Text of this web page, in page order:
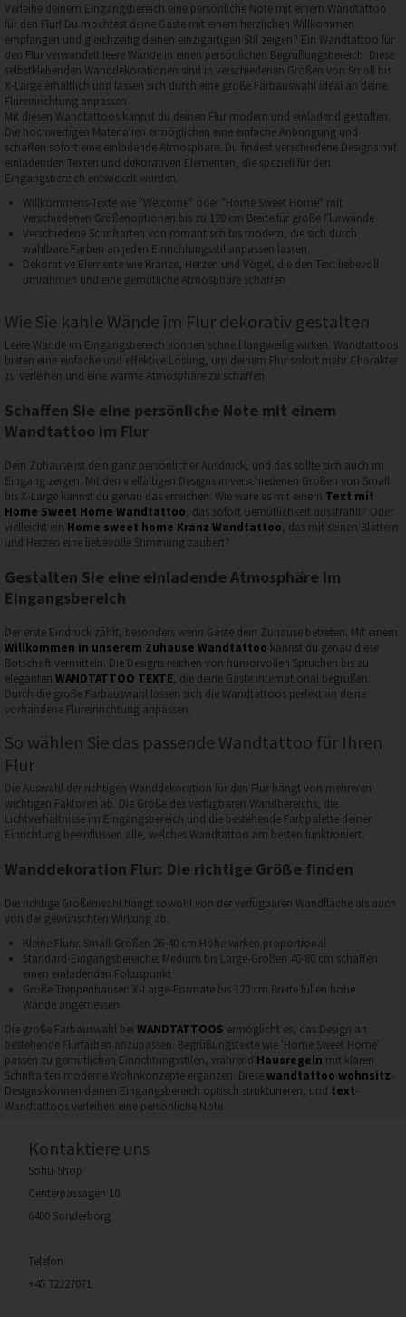
Verleihe deinem Eingangsbereich eine persönliche Note mit einem Wandtattoo
für den Flur! Du möchtest deine Gäste mit einem herzlichen Willkommen
empfangen und gleichzeitig deinen einzigartigen Stil zeigen? Ein Wandtattoo für
den Flur verwandelt leere Wände in einen persönlichen Begrüßungsbereich. Diese
selbstklebenden Wanddekorationen sind in verschiedenen Größen von Small bis
X-Large erhältlich und lassen sich durch eine große Farbauswahl ideal an deine
Flureinrichtung anpassen.
Mit diesen Wandtattoos kannst du deinen Flur modern und einladend gestalten.
Die hochwertigen Materialien ermöglichen eine einfache Anbringung und
schaffen sofort eine einladende Atmosphäre. Du findest verschiedene Designs mit
einladenden Texten und dekorativen Elementen, die speziell für den
Eingangsbereich entwickelt wurden.
Willkommens-Texte wie "Welcome" oder "Home Sweet Home" mit
verschiedenen Größenoptionen bis zu 120 cm Breite für große Flurwände
Verschiedene Schriftarten von romantisch bis modern, die sich durch
wählbare Farben an jeden Einrichtungsstil anpassen lassen
Dekorative Elemente wie Kränze, Herzen und Vögel, die den Text liebevoll
umrahmen und eine gemütliche Atmosphäre schaffen
Wie Sie kahle Wände im Flur dekorativ gestalten
Leere Wände im Eingangsbereich können schnell langweilig wirken. Wandtattoos
bieten eine einfache und effektive Lösung, um deinem Flur sofort mehr Charakter
zu verleihen und eine warme Atmosphäre zu schaffen.
Schaffen Sie eine persönliche Note mit einem
Wandtattoo im Flur
Dein Zuhause ist dein ganz persönlicher Ausdruck, und das sollte sich auch im
Eingang zeigen. Mit den vielfältigen Designs in verschiedenen Größen von Small
bis X-Large kannst du genau das erreichen. Wie wäre es mit einem Text mit
Home Sweet Home Wandtattoo, das sofort Gemütlichkeit ausstrahlt? Oder
vielleicht ein Home sweet home Kranz Wandtattoo, das mit seinen Blättern
und Herzen eine liebevolle Stimmung zaubert?
Gestalten Sie eine einladende Atmosphäre im
Eingangsbereich
Der erste Eindruck zählt, besonders wenn Gäste dein Zuhause betreten. Mit einem
Willkommen in unserem Zuhause Wandtattoo kannst du genau diese
Botschaft vermitteln. Die Designs reichen von humorvollen Sprüchen bis zu
eleganten WANDTATTOO TEXTE, die deine Gäste international begrüßen.
Durch die große Farbauswahl lassen sich die Wandtattoos perfekt an deine
vorhandene Flureinrichtung anpassen.
So wählen Sie das passende Wandtattoo für Ihren
Flur
Die Auswahl der richtigen Wanddekoration für den Flur hängt von mehreren
wichtigen Faktoren ab. Die Größe des verfügbaren Wandbereichs, die
Lichtverhältnisse im Eingangsbereich und die bestehende Farbpalette deiner
Einrichtung beeinflussen alle, welches Wandtattoo am besten funktioniert.
Wanddekoration Flur: Die richtige Größe finden
Die richtige Größenwahl hängt sowohl von der verfügbaren Wandfläche als auch
von der gewünschten Wirkung ab.
Kleine Flure: Small-Größen 26-40 cm Höhe wirken proportional
Standard-Eingangsbereiche: Medium bis Large-Größen 40-80 cm schaffen
einen einladenden Fokuspunkt
Große Treppenhäuser: X-Large-Formate bis 120 cm Breite füllen hohe
Wände angemessen
Die große Farbauswahl bei WANDTATTOOS ermöglicht es, das Design an
bestehende Flurfarben anzupassen. Begrüßungstexte wie 'Home Sweet Home'
passen zu gemütlichen Einrichtungsstilen, während Hausregeln mit klaren
Schriftarten moderne Wohnkonzepte ergänzen. Diesewandtattoo wohnsitz-
Designs können deinen Eingangsbereich optisch strukturieren, und text-
Wandtattoos verleihen eine persönliche Note.
Kontaktiere uns
Sohu-Shop
Centerpassagen 10
6400 Sønderborg
Telefon
+45 72227071